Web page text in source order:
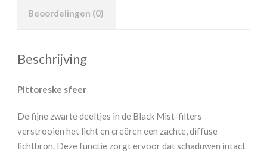
Beoordelingen (0)
Beschrijving
Pittoreske sfeer
De fijne zwarte deeltjes in de Black Mist-filters
verstrooien het licht en creëren een zachte, diffuse
lichtbron. Deze functie zorgt ervoor dat schaduwen intact